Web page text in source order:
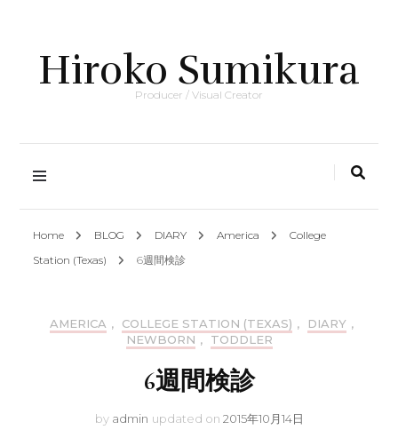
Hiroko Sumikura
Producer / Visual Creator
Home BLOG DIARY America
College
Station (Texas)
6週間検診
AMERICA , COLLEGE STATION (TEXAS) , DIARY ,
NEWBORN , TODDLER
6週間検診
by admin updated on 2015年10月14日